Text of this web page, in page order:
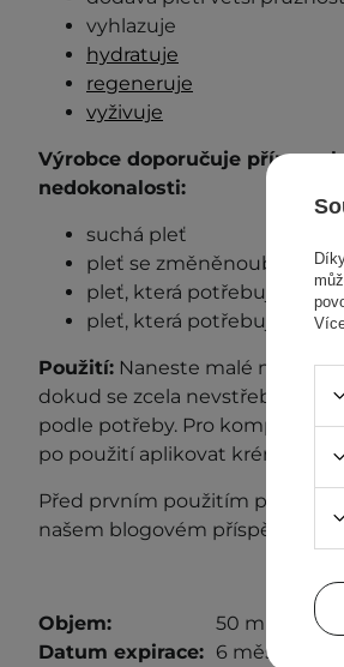
vyhlazuje
hydratuje
regeneruje
vyživuje
Výrobce doporučuje
nedokonalosti:
suchá pleť
pleť se změněnoubarvou
pleť, která potřebuje
pleť, která potřebuje
Použití: Naneste malé
dokud se zcela nevstřebá.
podle potřeby. Pro komplexní
po použití aplikovat krém s
Před prvním použitím proveďte
našem blogovém příspěvku
Objem:
50 ml
Datum expirace: 6 měsíců od